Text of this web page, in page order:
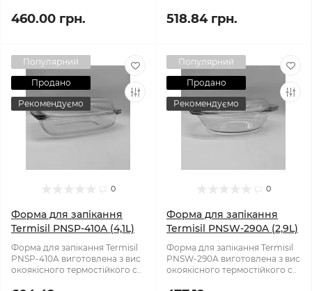
460.00 грн. 518.84 грн.
Популярний
Продано
Рекомендуємо
0
Форма для запікання
Termisil PNSP-410A (4,1L)
Форма для запікання Termisil
PNSP-410A виготовлена з вис
окоякісного термостійкого с..
Популярний
Продано
Рекомендуємо
0
Форма для запікання
Termisil PNSW-290A (2,9L)
Форма для запікання Termisil
PNSW-290A виготовлена з вис
окоякісного термостійкого с..